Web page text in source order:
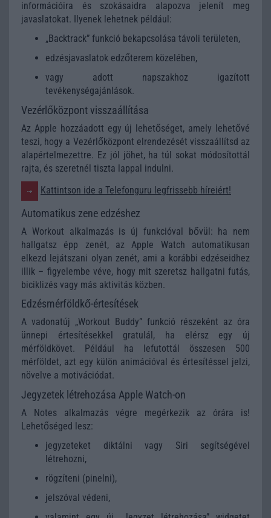
információira és szokásaidra alapozva jelenít meg
javaslatokat. Ilyenek lehetnek például:
„Backtrack” funkció bekapcsolása távoli területen,
edzésjavaslatok edzőterem közelében,
vagy adott napszakhoz igazított
tevékenységajánlások.
Vezérlőközpont visszaállítása
Az Apple hozzáadott egy új lehetőséget, amely lehetővé
teszi, hogy a Vezérlőközpont elrendezését visszaállítsd az
alapértelmezettre. Ez jól jöhet, ha túl sokat módosítottál
rajta, és szeretnél tiszta lappal indulni.
Kattintson ide a Telefonguru legfrissebb híreiért!
Automatikus zene edzéshez
A Workout alkalmazás is új funkcióval bővül: ha nem
hallgatsz épp zenét, az Apple Watch automatikusan
elkezd lejátszani olyan zenét, ami a korábbi edzéseidhez
illik – figyelembe véve, hogy mit szeretsz hallgatni futás,
biciklizés vagy más aktivitás közben.
Edzésmérföldkő-értesítések
A vadonatúj „Workout Buddy” funkció részeként az óra
ünnepi értesítésekkel gratulál, ha elérsz egy új
mérföldkövet. Például ha lefutottál összesen 500
mérföldet, azt egy külön animációval és értesítéssel jelzi,
növelve a motivációdat.
Jegyzetek létrehozása Apple Watch-on
A Notes alkalmazás végre megérkezik az órára is!
Lehetőséged lesz:
jegyzeteket diktálni vagy Siri segítségével
létrehozni,
rögzíteni (pinelni),
jelszóval védeni,